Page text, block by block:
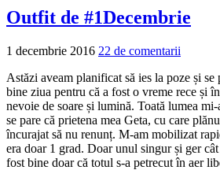
Outfit de #1Decembrie
1 decembrie 2016 22 de comentarii
Astăzi aveam planificat să ies la poze și se
bine ziua pentru că a fost o vreme rece și
nevoie de soare și lumină. Toată lumea
se pare că prietena mea Geta, cu care
încurajat să nu renunț. M-am mobilizat
era doar 1 grad. Doar unul singur și ger
fost bine doar că totul s-a petrecut în aer